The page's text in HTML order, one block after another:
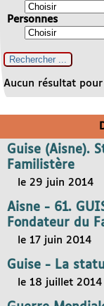
Personnes
Aucun résultat
Guise (Aisne).
Familistère
le 29 juin 2014
Aisne - 61.
Fondateur du
le 17 juin 2014
Guise - La
le 18 juillet 2014